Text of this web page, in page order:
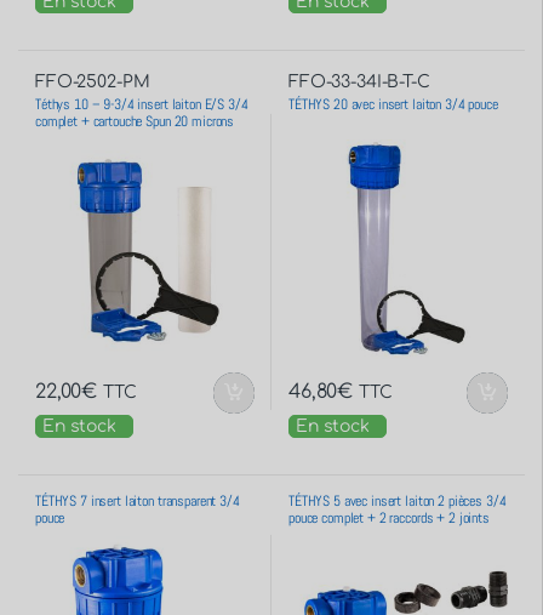
FFO-2502-PM
Téthys 10 – 9-3/4 insert laiton E/S 3/4
complet + cartouche Spun 20 microns
22,00€ TTC
En stock
FFO-33-34I-B-T-C
TÉTHYS 20 avec insert laiton 3/4 pouce
46,80€ TTC
En stock
TÉTHYS 7 insert laiton transparent 3/4
pouce
TÉTHYS 5 avec insert laiton 2 pièces 3/4
pouce complet + 2 raccords + 2 joints